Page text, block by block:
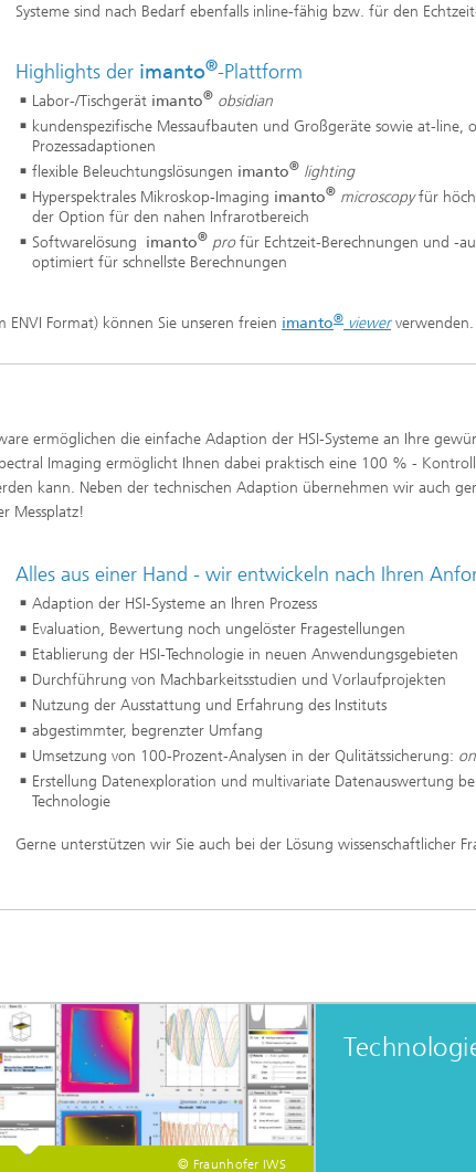
®
Systeme sind nach Bedarf ebenfalls inline-fähig bzw. für den
Highlights der imanto®-Plattform
Labor-/Tischgerät imanto® obsidian
kundenspezifische Messaufbauten und Großgeräte sowie at-line,
Prozessadaptionen
flexible Beleuchtungslösungen imanto® lighting
Hyperspektrales Mikroskop-Imaging imanto® microscopyfür
der Option für den nahen Infrarotbereich
Softwarelösung imanto® profür Echtzeit-Berechnungen und -
optimiert für schnellste Berechnungen
Format) können Sie unseren freien imanto® viewerverwenden.
ermöglichen die einfache Adaption der HSI-Systeme an Ihre
Imaging ermöglicht Ihnen dabei praktisch eine 100 % -
kann. Neben der technischen Adaption übernehmen wir auch
Messplatz!
Alles aus einer Hand - wir entwickeln nach Ihren
Adaption der HSI-Systeme an Ihren Prozess
Evaluation, Bewertung noch ungelöster Fragestellungen
Etablierung der HSI-Technologie in neuen Anwendungsgebieten
Durchführung von Machbarkeitsstudien und Vorlaufprojekten
Nutzung der Ausstattung und Erfahrung des Instituts
abgestimmter, begrenzter Umfang
Umsetzung von 100-Prozent-Analysen in der Qulitätssicherung:
Erstellung Datenexploration und multivariate Datenauswertung
Technologie
Gerne unterstützen wir Sie auch bei der Lösung wissenschaftlicher
© Fraunhofer IWS